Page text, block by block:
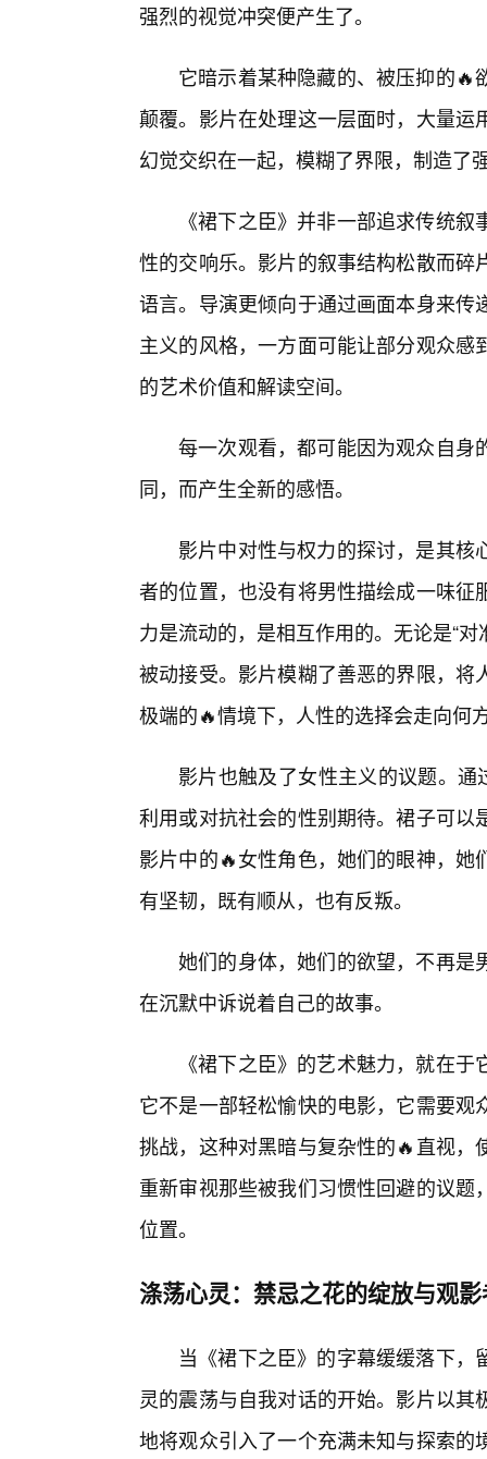
强烈的视觉冲突便产生了。
它暗示着某种隐藏的、被压抑的
颠覆。影片在处理这一层面时，大量
幻觉交织在一起，模糊了界限，制造了
《裙下之臣》并非一部追求传统
性的交响乐。影片的叙事结构松散而
语言。导演更倾向于通过画面本身来
主义的风格，一方面可能让部分观众
的艺术价值和解读空间。
每一次观看，都可能因为观众自身
同，而产生全新的感悟。
影片中对性与权力的探讨，是其
者的位置，也没有将男性描绘成一味
力是流动的，是相互作用的。无论是“
被动接受。影片模糊了善恶的界限，
极端的🔥情境下，人性的选择会走向何
影片也触及了女性主义的议题。通
利用或对抗社会的性别期待。裙子可
影片中的🔥女性角色，她们的眼神，
有坚韧，既有顺从，也有反叛。
她们的身体，她们的欲望，不再是
在沉默中诉说着自己的故事。
《裙下之臣》的艺术魅力，就在
它不是一部轻松愉快的电影，它需要
挑战，这种对黑暗与复杂性的🔥直视
重新审视那些被我们习惯性回避的议
位置。
涤荡心灵：禁忌之花的绽放与观
当《裙下之臣》的字幕缓缓落下
灵的震荡与自我对话的开始。影片以
地将观众引入了一个充满未知与探索